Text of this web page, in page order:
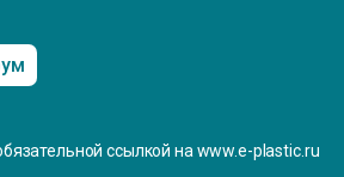
ссылкой на www.e-plastic.ru